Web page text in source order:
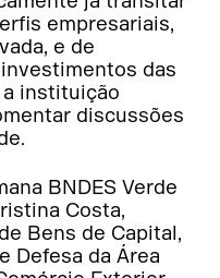
empresariais,
e de
das
a instituição
discussões
BNDES Verde
Costa,
Bens de Capital,
Defesa da Área